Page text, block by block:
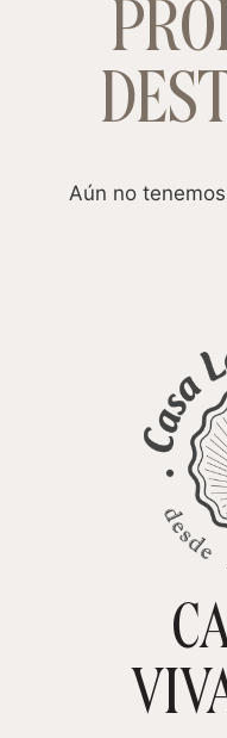
Aún no
TIENDA ONLINE